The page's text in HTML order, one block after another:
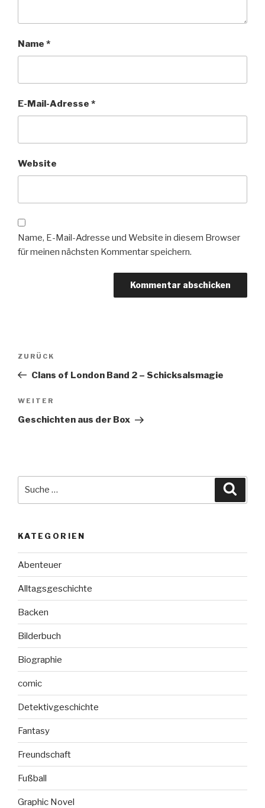
Name *
E-Mail-Adresse *
Website
Name, E-Mail-Adresse und Website in diesem Browser
für meinen nächsten Kommentar speichern.
Beitragsnavigation
Vorheriger
Beitrag
ZURÜCK
Clans of London Band 2 – Schicksalsmagie
Nächster
Beitrag
WEITER
Geschichten aus der Box
KATEGORIEN
Abenteuer
Alltagsgeschichte
Backen
Bilderbuch
Biographie
comic
Detektivgeschichte
Fantasy
Freundschaft
Fußball
Graphic Novel